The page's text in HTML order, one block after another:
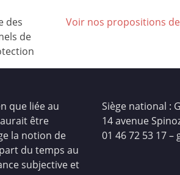
des
de
Voir nos propositions
que liée au
être
la notion de
du temps au
subjective et
Siège national :
14 avenue
01 46 72 53 17 –